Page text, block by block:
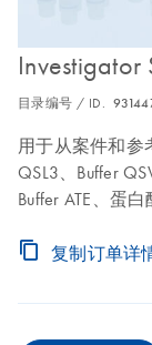
Investigator
目录编号 / ID.
用于从案件和参
QSL3、Buffer
Buffer ATE、蛋
复制订单详